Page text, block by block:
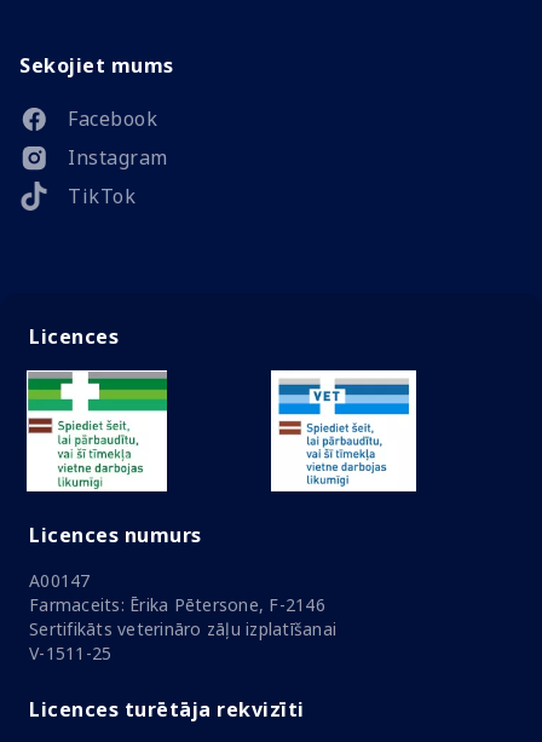
Sekojiet mums
Facebook
Instagram
TikTok
Licences
Licences numurs
A00147
Farmaceits: Ērika Pētersone, F-2146
Sertifikāts veterināro zāļu izplatīšanai
V-1511-25
Licences turētāja rekvizīti